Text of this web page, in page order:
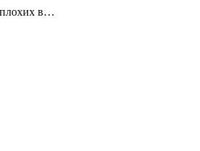
плохих в…